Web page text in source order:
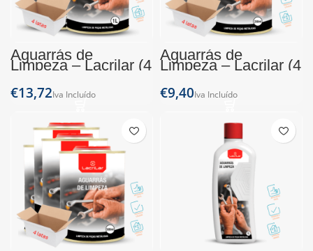
Aguarrás de
Limpeza – Lacrilar (4
Latas de 1L)
€
Aguarrás de
Limpeza – Lacrilar (4
Latas de 250ml)
€